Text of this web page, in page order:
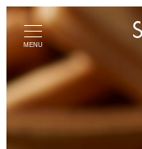
メ
イ
ン
コ
ン
MENU